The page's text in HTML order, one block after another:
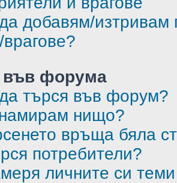
добавям/изтривам
във форума
търся във форум?
нищо?
връща бяла
потребители?
личните си